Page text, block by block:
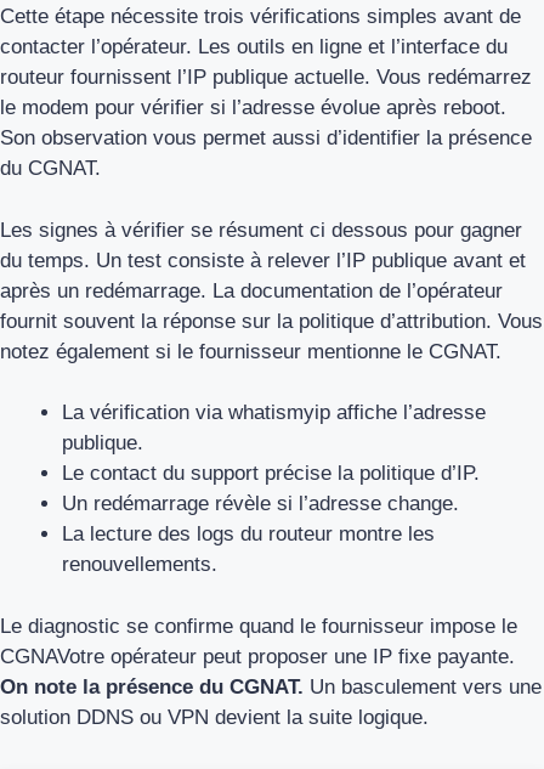
Cette étape nécessite trois vérifications simples avant de
contacter l’opérateur. Les outils en ligne et l’interface du
routeur fournissent l’IP publique actuelle. Vous redémarrez
le modem pour vérifier si l’adresse évolue après reboot.
Son observation vous permet aussi d’identifier la présence
du CGNAT.
Les signes à vérifier se résument ci dessous pour gagner
du temps. Un test consiste à relever l’IP publique avant et
après un redémarrage. La documentation de l’opérateur
fournit souvent la réponse sur la politique d’attribution. Vous
notez également si le fournisseur mentionne le CGNAT.
La vérification via whatismyip affiche l’adresse
publique.
Le contact du support précise la politique d’IP.
Un redémarrage révèle si l’adresse change.
La lecture des logs du routeur montre les
renouvellements.
Le diagnostic se confirme quand le fournisseur impose le
CGNAVotre opérateur peut proposer une IP fixe payante.
On note la présence du CGNAT. Un basculement vers une
solution DDNS ou VPN devient la suite logique.